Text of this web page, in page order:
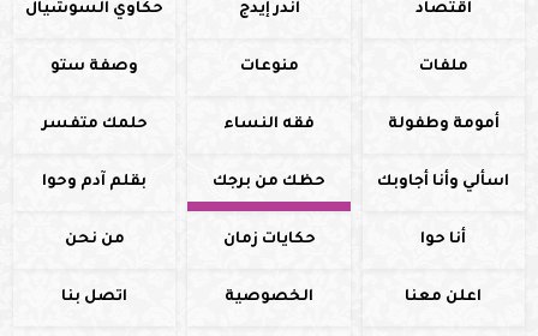
اقتصاد أندر إيدج حكاوي السوشيال
ملفات منوعات وصفة ستو
أمومة وطفولة فقه النساء حلمك متفسر
اسألي وأنا أجاوبك حظك من برجك بقلم آدم وحوا
أنا حوا حكايات زمان من نحن
اعلن معنا الخصوصية اتصل بنا